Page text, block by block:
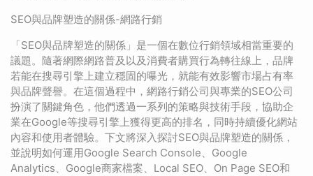
SEO與品牌塑造的關係-網路行銷
「SEO與品牌塑造的關係」是一個在數位行銷領域相當重要的
議題。隨著網際網路普及以及消費者購買行為轉往線上，品牌
若能在搜尋引擎上建立穩固的曝光，就能有效影響市場占有率
與品牌聲譽。在這個過程中，網路行銷公司與專業的SEO公司
扮演了關鍵角色，他們透過一系列的策略與技術手段，協助企
業在Google等搜尋引擎上獲得更高的排名，同時持續優化網站
內容和使用者體驗。下文將深入探討SEO與品牌塑造的關係，
並說明如何運用Google Search Console、Google
Analytics、Google商家檔案、Local SEO、On Page SEO和